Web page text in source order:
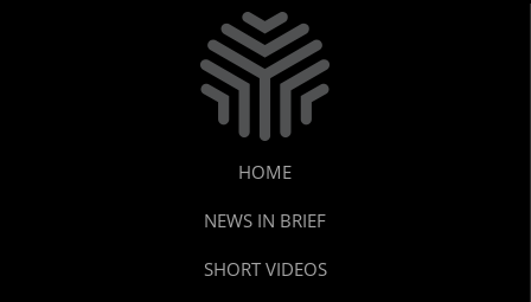
HOME
NEWS IN BRIEF
SHORT VIDEOS